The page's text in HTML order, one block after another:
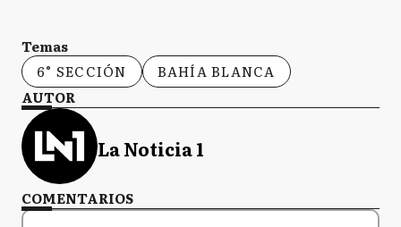
Temas
6° SECCIÓN
BAHÍA BLANCA
AUTOR
La Noticia 1
COMENTARIOS